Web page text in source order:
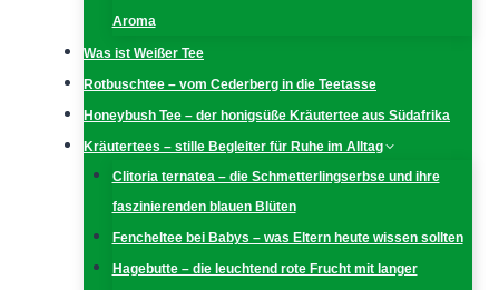
Aroma
Was ist Weißer Tee
Rotbuschtee – vom Cederberg in die Teetasse
Honeybush Tee – der honigsüße Kräutertee aus Südafrika
Kräutertees – stille Begleiter für Ruhe im Alltag
Clitoria ternatea – die Schmetterlingserbse und ihre
faszinierenden blauen Blüten
Fencheltee bei Babys – was Eltern heute wissen sollten
Hagebutte – die leuchtend rote Frucht mit langer